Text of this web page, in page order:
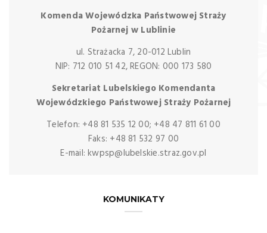
Komenda Wojewódzka Państwowej Straży
Pożarnej w Lublinie
ul. Strażacka 7, 20-012 Lublin
NIP: 712 010 51 42, REGON: 000 173 580
Sekretariat Lubelskiego Komendanta
Wojewódzkiego Państwowej Straży Pożarnej
Telefon: +48 81 535 12 00; +48 47 811 61 00
Faks: +48 81 532 97 00
E-mail: kwpsp@lubelskie.straz.gov.pl
KOMUNIKATY